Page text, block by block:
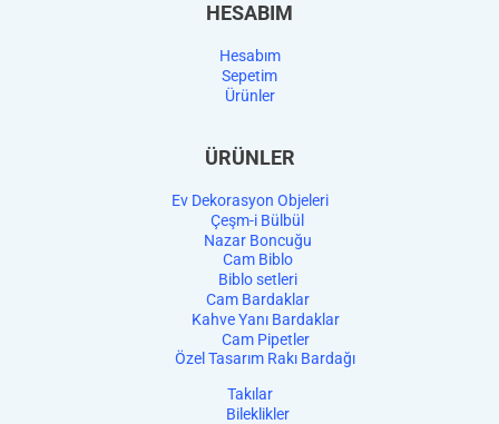
HESABIM
Hesabım
Sepetim
Ürünler
ÜRÜNLER
Ev Dekorasyon Objeleri
Çeşm-i Bülbül
Nazar Boncuğu
Cam Biblo
Biblo setleri
Cam Bardaklar
Kahve Yanı Bardaklar
Cam Pipetler
Özel Tasarım Rakı Bardağı
Takılar
Bileklikler